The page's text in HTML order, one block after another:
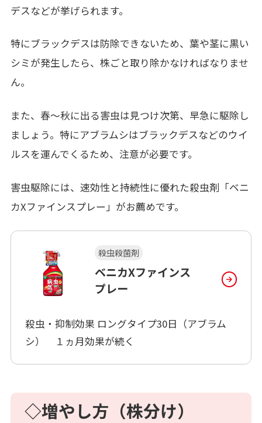
デスなどが挙げられます。
特にブラックデスは防除できないため、葉や茎に黒い
シミが発生したら、株ごと取り除かなければなりませ
ん。
また、春～秋に出る害虫は見つけ次第、早急に駆除し
ましょう。特にアブラムシはブラックデスなどのウイ
ルスを運んでくるため、注意が必要です。
害虫駆除には、速効性と持続性に優れた殺虫剤「ベニ
カXファインスプレー」がお薦めです。
殺虫殺菌剤
ベニカXファインス
プレー
殺虫・抑制効果 ロングタイプ30日（アブラム
シ） １ヵ月効果が続く
◇増やし方（株分け）